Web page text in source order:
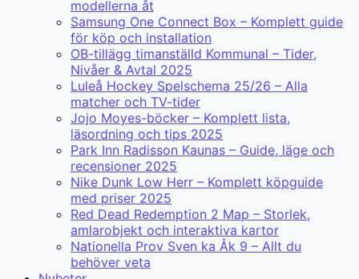
modellerna åt
Samsung One Connect Box – Komplett guide
för köp och installation
OB-tillägg timanställd Kommunal – Tider,
Nivåer & Avtal 2025
Luleå Hockey Spelschema 25/26 – Alla
matcher och TV-tider
Jojo Moyes-böcker – Komplett lista,
läsordning och tips 2025
Park Inn Radisson Kaunas – Guide, läge och
recensioner 2025
Nike Dunk Low Herr – Komplett köpguide
med priser 2025
Red Dead Redemption 2 Map – Storlek,
amlarobjekt och interaktiva kartor
Nationella Prov Sven ka Åk 9 – Allt du
behöver veta